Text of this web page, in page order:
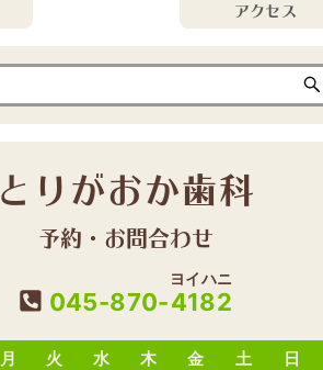
アクセス
とりがおか歯科
予約・お問合わせ
045-870-4182
ヨイハニ
月 火 水 木 金 土 日